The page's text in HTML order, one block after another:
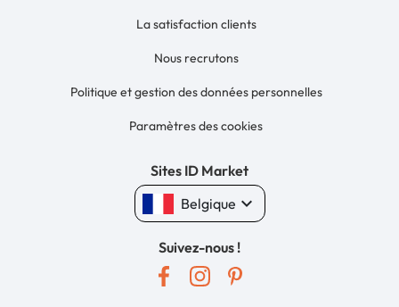
La satisfaction clients
Nous recrutons
Politique et gestion des données personnelles
Paramètres des cookies
Sites ID Market
Belgique keyboard_arrow_down
Suivez-nous !